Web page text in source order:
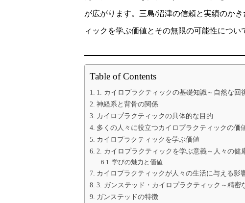
が広がります。三島/沼津の信頼と実績のか
ィックを学ぶ価値とその無限の可能性につい
Table of Contents
1. カイロプラクティックの基礎知識～自然な回
神経系と背骨の関係
カイロプラクティックの具体的な目的
多くの人々に役立つカイロプラクティックの価
カイロプラクティックを学ぶ価値
2. カイロプラクティックを学ぶ意義～人々の健
学びの魅力と価値
カイロプラクティックが人々の生活に与える影
3. ガンステッド・カイロプラクティック～精密
ガンステッドの特徴